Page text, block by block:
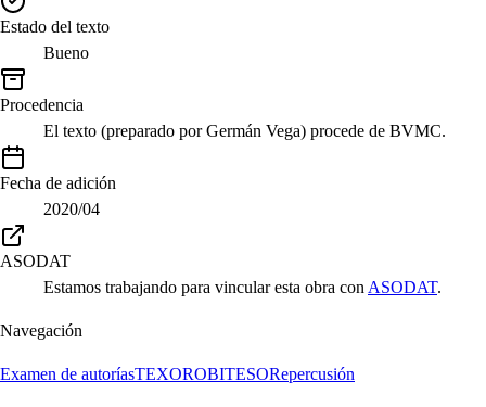
Estado del texto
Bueno
Procedencia
El texto (preparado por Germán Vega) procede de BVMC.
Fecha de adición
2020/04
ASODAT
Estamos trabajando para vincular esta obra con ASODAT.
Navegación
Examen de autoríasTEXOROBITESORepercusión